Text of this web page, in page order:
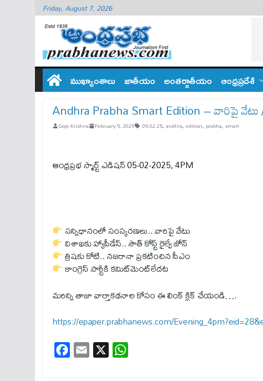
Friday, August 7, 2026
ముఖ్యాంశాలు జాతీయం అంతర్జాతీయం ఆంధ్ర‌ప్ర‌దేశ్
Andhra Prabha Smart Edition – వారిపై
Gopi Krishna February 5, 2025 05.02.25, andhra, edition, prabha, smart
ఆంధ్ర‌ప్ర‌భ స్మార్ట్ ఎడిష‌న్ 05-02-2025, 4PM
సన్నిధానంలో సంస్కరణలు.. వారిపై వేటు
విశాఖకు హ్యాపీడేస్​.. సౌత్​ కోస్ట్​ రైల్వే జోన్​
త్రిషకు కోటి.. నజరానా ప్రకటించిన సీఎం
కాంగ్రెస్​ పార్టీకి కమిట్​మెంట్​లేదట
మరిన్ని తాజా వార్తాకథనాల కోసం ఈ లింక్ క్లిక్ చేయండి….
https://epaper.prabhanews.com/
Fa
ce
E
m
X